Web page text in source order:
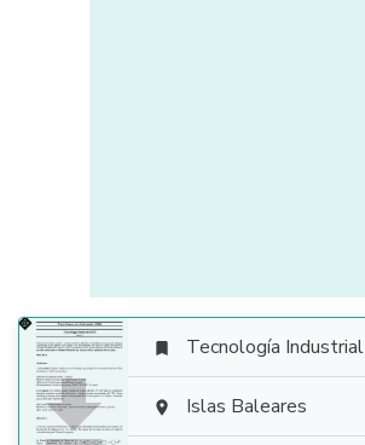

 Tecnología Industrial
 Islas Baleares